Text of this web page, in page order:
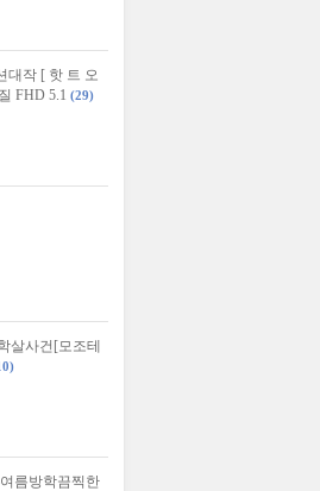
대작 [ 핫 트 오
FHD 5.1 (29)
살사건[모조테
름방학끔찍한